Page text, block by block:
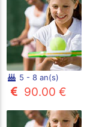
5 - 8 an(s)
90.00 €